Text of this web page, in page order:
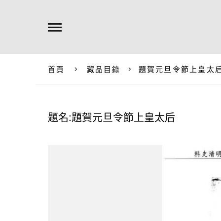
首頁 藏品目錄 題賀元旦令節上皇太
題名:題賀元旦令節上皇太后